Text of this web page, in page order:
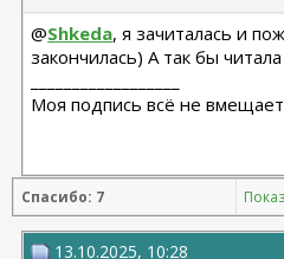
@Shkeda, я зачиталась и
закончилась) А так бы
Моя подпись всё не вмещает
Спасибо: 7
13.10.2025, 10:28